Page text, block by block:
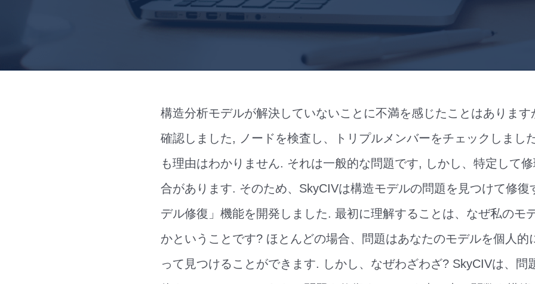
構造分析モデルが解決していないことに不満を感じたことはあります
確認しました, ノードを検査し、トリプルメンバーをチェックしまし
も理由はわかりません. それは一般的な問題です, しかし、特定して
合があります. そのため、SkyCIVは構造モデルの問題を見つけて修復
デル修復」機能を開発しました. 最初に理解することは、なぜ私のモ
かということです? ほとんどの場合、問題はあなたのモデルを個人的
って見つけることができます. しかし、なぜわざわざ? SkyCIVは、問